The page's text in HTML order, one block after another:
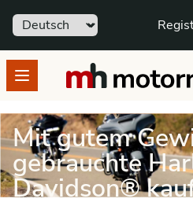
Sprache
Open menumotorradhandel.ch
Mit gutem
gebrauchte
Davidson®